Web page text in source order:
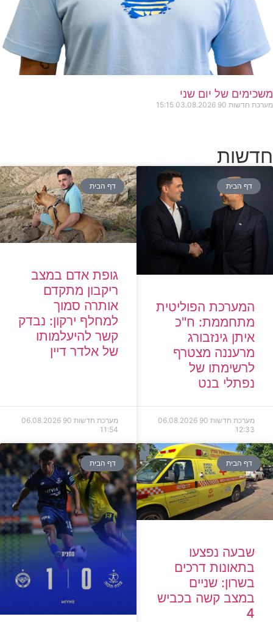
משכימים של יום שני
מערכת חדשות 90 03.08.2026
15:15
חדשות
דף הבית
המערכת הפוליטית
מתחממת: ח"כ
איתן גינזבורג
מרעננה מצטרף
לרשימתו של
נפתלי בנט
מערכת חדשות 90
06.08.2026
12:33
דף הבית
גופת אדם במצב
ריקבון מתקדם
אותרה סמוך
למחלף ירקון: נבדק
קשר להיעלמותו
של אלדר דיין
מערכת חדשות 90
06.08.2026
11:54
דף הבית
שבעה נפצעו
בתאונות דרכים
בשרון: שניים
במצב קשה בכביש
4
דף הבית